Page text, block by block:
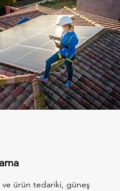
ve ürün tedariki, güneş